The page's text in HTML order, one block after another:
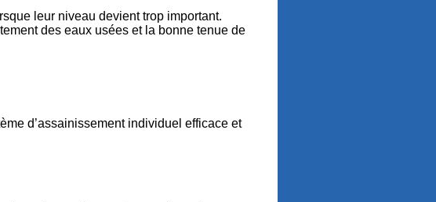
leur niveau devient trop important.
des eaux usées et la bonne tenue de
d’assainissement individuel efficace et